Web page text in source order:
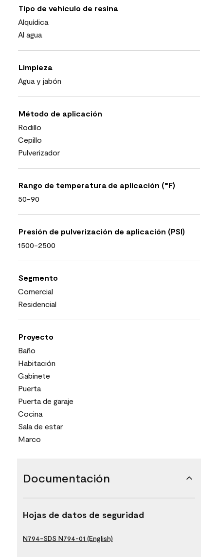
Tipo de vehículo de resina
Alquídica
Al agua
Limpieza
Agua y jabón
Método de aplicación
Rodillo
Cepillo
Pulverizador
Rango de temperatura de aplicación (°F)
50-90
Presión de pulverización de aplicación (PSI)
1500-2500
Segmento
Comercial
Residencial
Proyecto
Baño
Habitación
Gabinete
Puerta
Puerta de garaje
Cocina
Sala de estar
Marco
Documentación
Hojas de datos de seguridad
N794-SDS N794-01 (English)